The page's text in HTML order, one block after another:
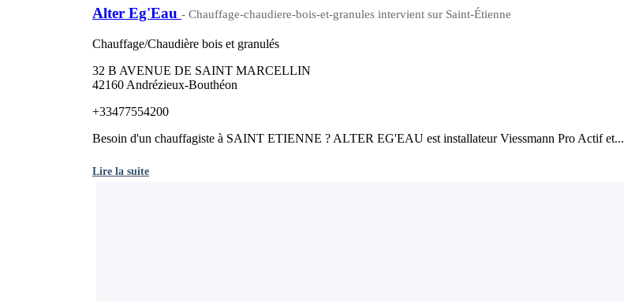
Alter Eg'Eau - Chauffage-chaudiere-bois-et-granules intervient sur Saint-Étienne
Chauffage/Chaudière bois et granulés
32 B AVENUE DE SAINT MARCELLIN
42160 Andrézieux-Bouthéon
+33477554200
Besoin d'un chauffagiste à SAINT ETIENNE ? ALTER EG'EAU est installateur Viessmann Pro Actif et...
Lire la suite